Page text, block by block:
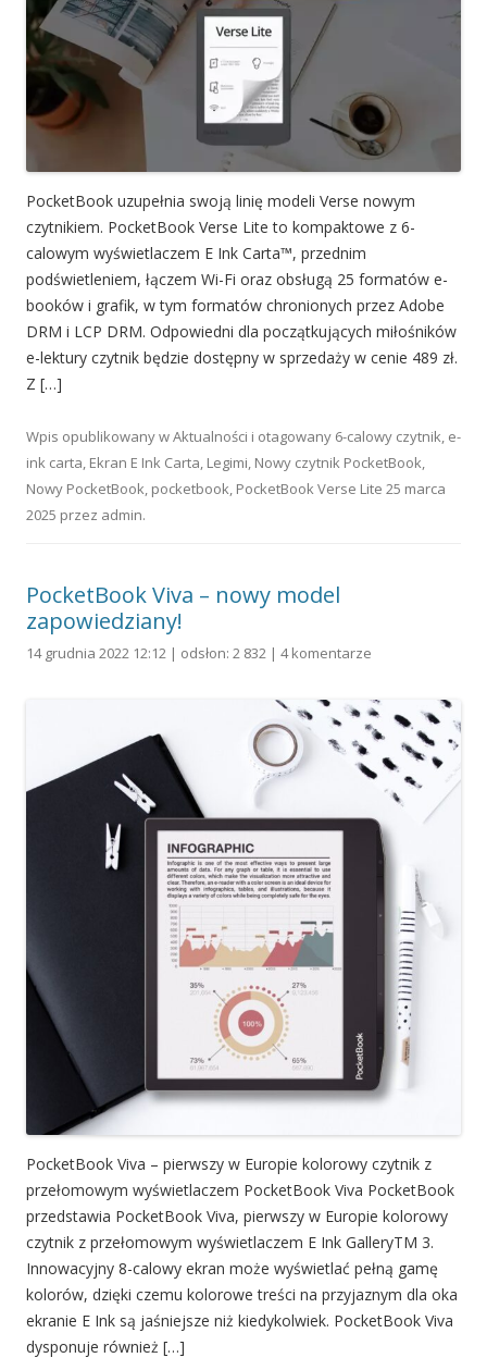
PocketBook uzupełnia swoją linię modeli Verse nowym
czytnikiem. PocketBook Verse Lite to kompaktowe z 6-
calowym wyświetlaczem E Ink Carta™, przednim
podświetleniem, łączem Wi-Fi oraz obsługą 25 formatów e-
booków i grafik, w tym formatów chronionych przez Adobe
DRM i LCP DRM. Odpowiedni dla początkujących miłośników
e-lektury czytnik będzie dostępny w sprzedaży w cenie 489 zł.
Z […]
Wpis opublikowany wAktualności i otagowany 6-calowy czytnik, e-
ink carta, Ekran E Ink Carta, Legimi, Nowy czytnik PocketBook,
Nowy PocketBook, pocketbook, PocketBook Verse Lite 25 marca
2025 przez admin.
PocketBook Viva – nowy model
zapowiedziany!
14 grudnia 2022 12:12 | odsłon: 2 832 | 4 komentarze
PocketBook Viva – pierwszy w Europie kolorowy czytnik z
przełomowym wyświetlaczem PocketBook Viva PocketBook
przedstawia PocketBook Viva, pierwszy w Europie kolorowy
czytnik z przełomowym wyświetlaczem E Ink GalleryTM 3.
Innowacyjny 8-calowy ekran może wyświetlać pełną gamę
kolorów, dzięki czemu kolorowe treści na przyjaznym dla oka
ekranie E Ink są jaśniejsze niż kiedykolwiek. PocketBook Viva
dysponuje również […]